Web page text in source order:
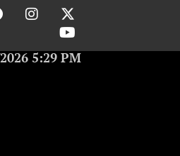
5:29 PM